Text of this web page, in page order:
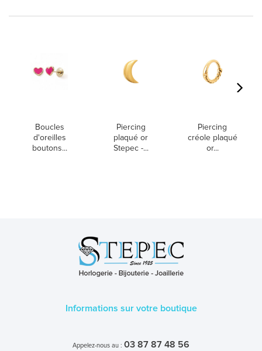
Boucles
d'oreilles
boutons...
Piercing
plaqué or
Stepec -...
Piercing
créole plaqué
or...
Informations sur votre boutique
Appelez-nous au : 03 87 87 48 56